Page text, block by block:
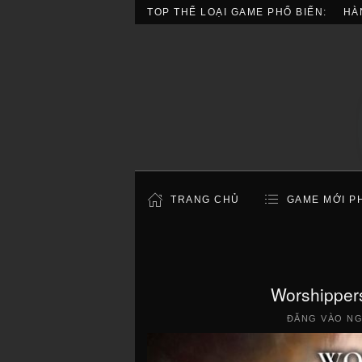
TOP THỂ LOẠI GAME PHỔ BIẾN:
TRANG CHỦ GAME MỚI
ĐĂNG VÀO